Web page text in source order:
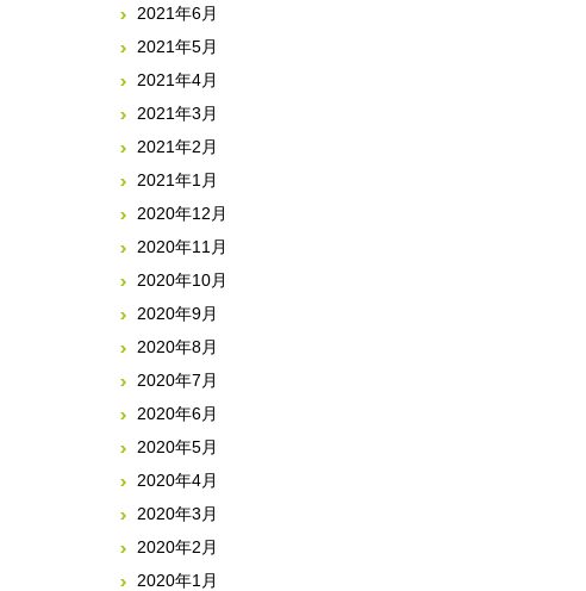
2021年6月
2021年5月
2021年4月
2021年3月
2021年2月
2021年1月
2020年12月
2020年11月
2020年10月
2020年9月
2020年8月
2020年7月
2020年6月
2020年5月
2020年4月
2020年3月
2020年2月
2020年1月